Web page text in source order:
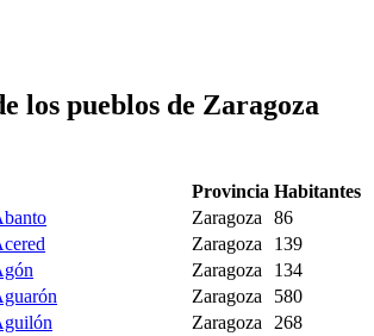
los pueblos de Zaragoza
Provincia Habitantes
Zaragoza
86
Zaragoza
139
Zaragoza
134
Zaragoza
580
Zaragoza
268